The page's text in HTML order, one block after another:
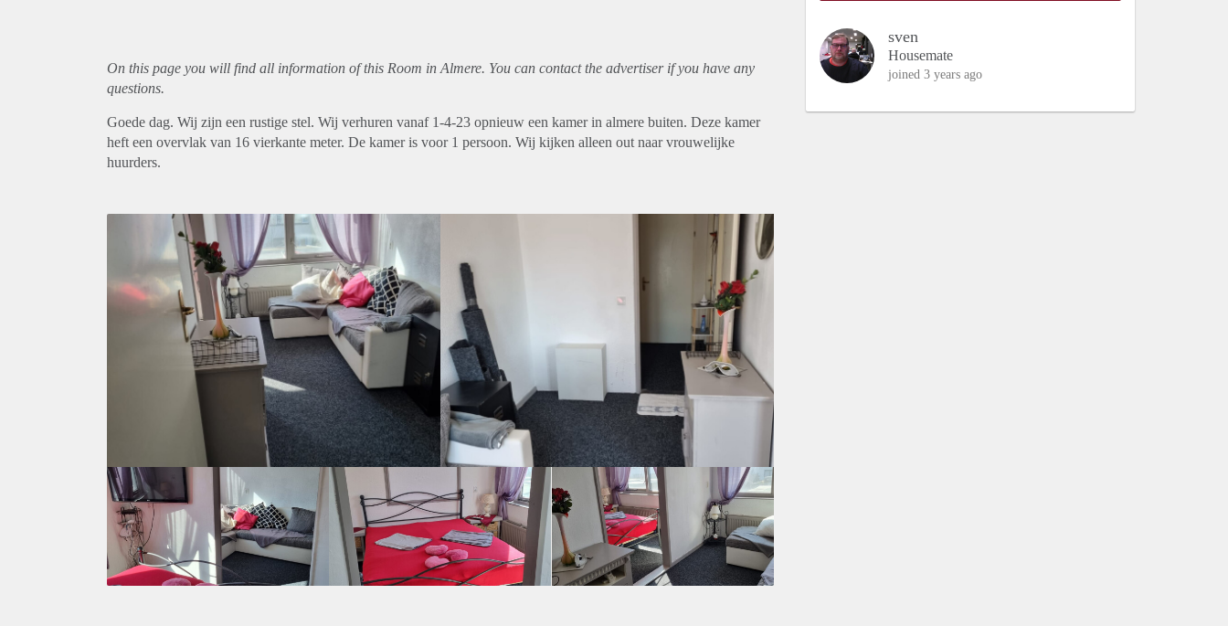
sven
Housemate
joined 3 years ago
On this page you will find all information of this Room in Almere. You can contact the advertiser if you have any
questions.
Goede dag. Wij zijn een rustige stel. Wij verhuren vanaf 1-4-23 opnieuw een kamer in almere buiten. Deze kamer
heft een overvlak van 16 vierkante meter. De kamer is voor 1 persoon. Wij kijken alleen out naar vrouwelijke
huurders.